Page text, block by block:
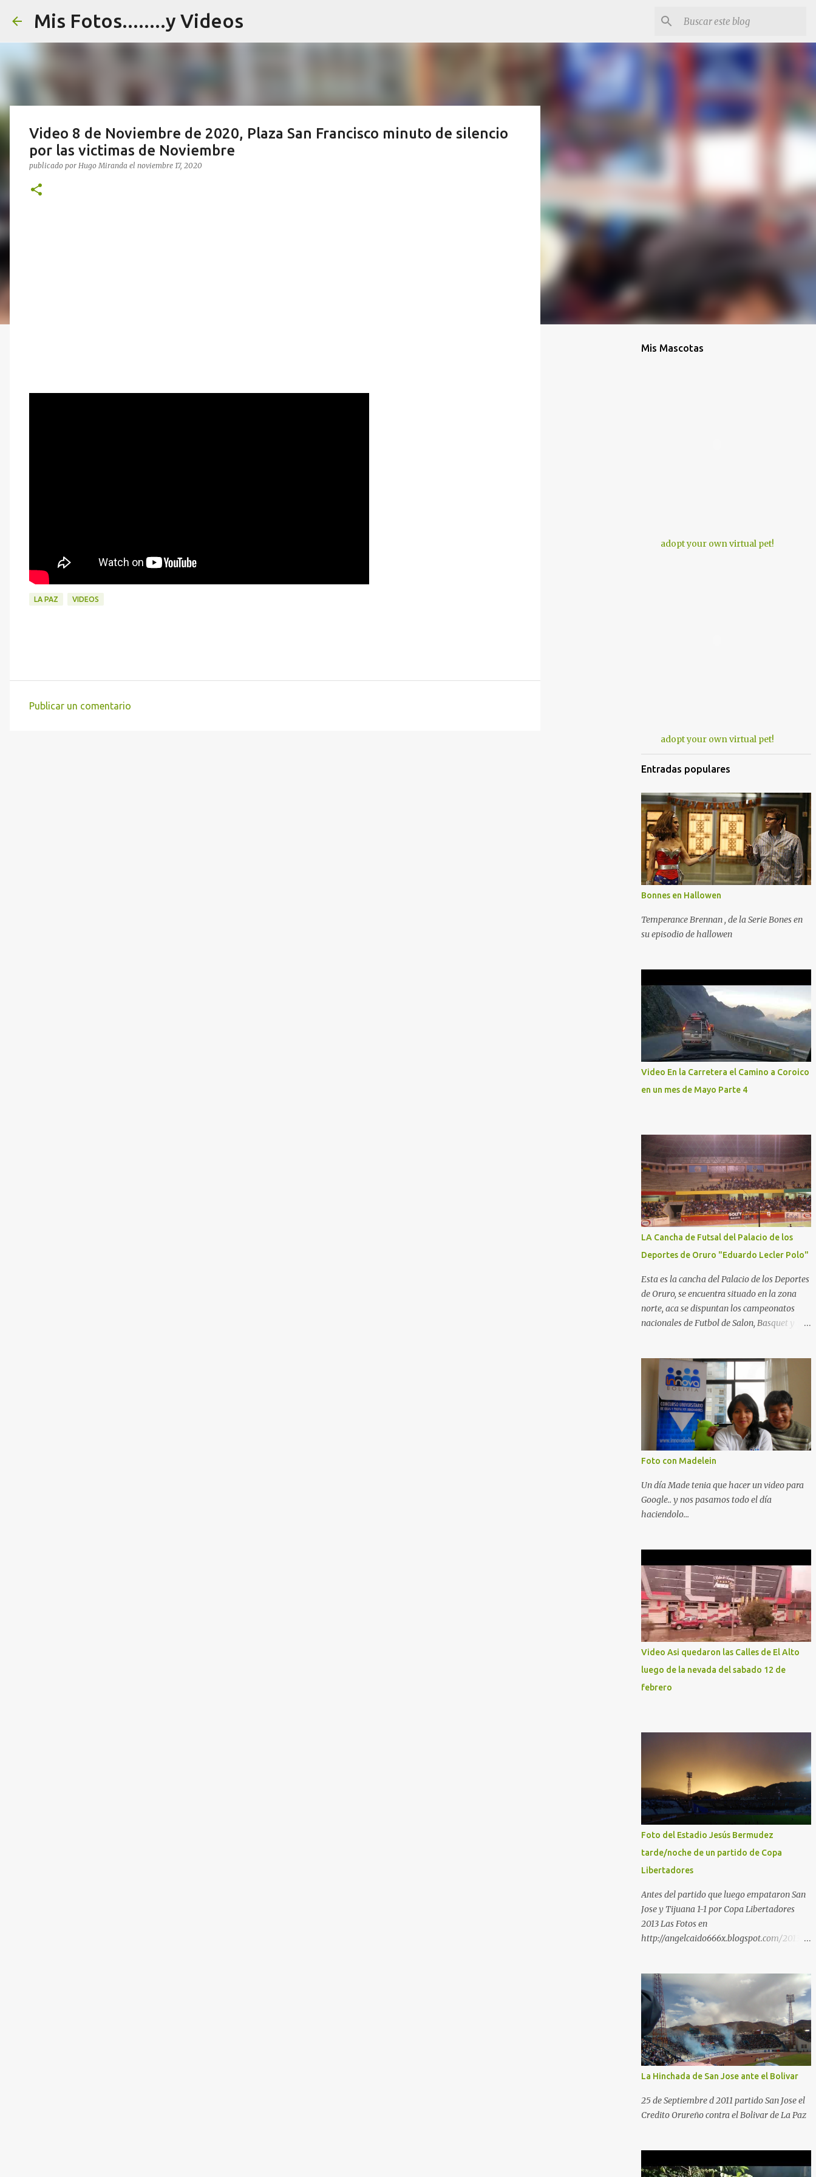
Mis Fotos........y Videos
Video 8 de Noviembre de 2020, Plaza San Francisco minuto de silencio
por las victimas de Noviembre
publicado por Hugo Miranda el noviembre 17, 2020
LA PAZ VIDEOS
Publicar un comentario
Mis Mascotas
adopt your own virtual pet!
adopt your own virtual pet!
Entradas populares
Bonnes en Hallowen
Temperance Brennan , de la Serie Bones en
su episodio de hallowen
Video En la Carretera el Camino a Coroico
en un mes de Mayo Parte 4
LA Cancha de Futsal del Palacio de los
Deportes de Oruro "Eduardo Lecler Polo"
Esta es la cancha del Palacio de los Deportes
de Oruro, se encuentra situado en la zona
norte, aca se dispuntan los campeonatos
nacionales de Futbol de Salon, Basquet y
Foto con Madelein
Un día Made tenia que hacer un video para
Google.. y nos pasamos todo el día
haciendolo...
Video Asi quedaron las Calles de El Alto
luego de la nevada del sabado 12 de
febrero
Foto del Estadio Jesús Bermudez
tarde/noche de un partido de Copa
Libertadores
Antes del partido que luego empataron San
Jose y Tijuana 1-1 por Copa Libertadores
2013 Las Fotos en
http://angelcaido666x.blogspot.com/2013/0
La Hinchada de San Jose ante el Bolivar
25 de Septiembre d 2011 partido San Jose el
Credito Orureño contra el Bolivar de La Paz